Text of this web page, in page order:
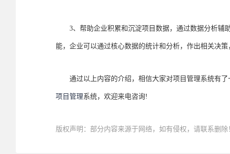
3、帮助企业积累和沉淀项目数据，通过数据分析辅
能，企业可以通过核心数据的统计和分析，作出相关决策
通过以上内容的介绍，相信大家对项目管理系统有了
项目管理系统，欢迎来电咨询!
版权声明：部分内容来源于网络，如有侵权，请联系删除